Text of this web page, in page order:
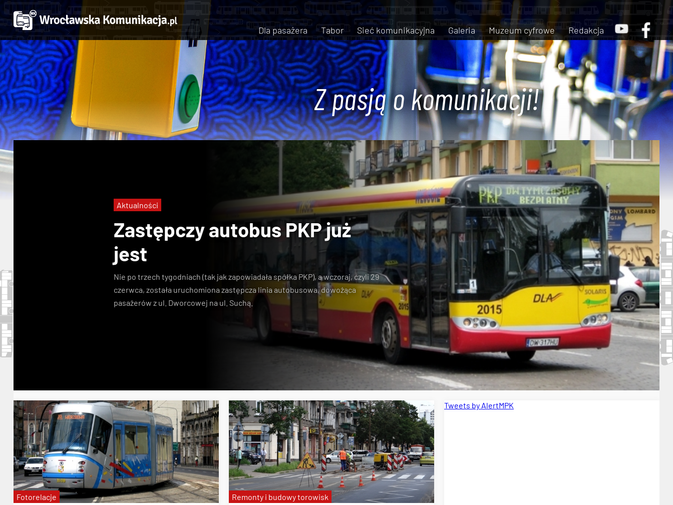
Dla pasażera Tabor Sieć komunikacyjna Galeria Muzeum cyfrowe Redakcja
Z pasją o komunikacji!
Zastępczy autobus PKP już
jest
Nie po trzech tygodniach (tak jak zapowiadała spółka PKP), a wczoraj, czyli29
czerwca, została uruchomiona zastępcza linia autobusowa, dowożąca
pasażerów z ul. Dworcowej na ul. Suchą
Aktualności
Fotorelacje Remonty i budowy torowisk
Tweets by AlertMPK